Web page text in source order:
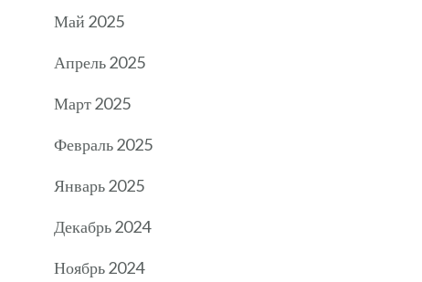
Май 2025
Апрель 2025
Март 2025
Февраль 2025
Январь 2025
Декабрь 2024
Ноябрь 2024